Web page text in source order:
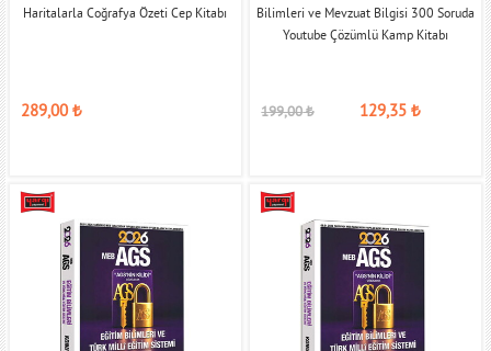
Haritalarla Coğrafya Özeti Cep Kitabı
289,00₺
Bilimleri ve Mevzuat Bilgisi 300 Soruda
Youtube Çözümlü Kamp Kitabı
199,00₺ 129,35 ₺